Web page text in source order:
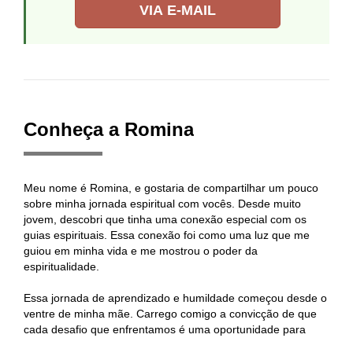
VIA E-MAIL
Conheça a Romina
Meu nome é Romina, e gostaria de compartilhar um pouco
sobre minha jornada espiritual com vocês. Desde muito
jovem, descobri que tinha uma conexão especial com os
guias espirituais. Essa conexão foi como uma luz que me
guiou em minha vida e me mostrou o poder da
espiritualidade.
Essa jornada de aprendizado e humildade começou desde o
ventre de minha mãe. Carrego comigo a convicção de que
cada desafio que enfrentamos é uma oportunidade para